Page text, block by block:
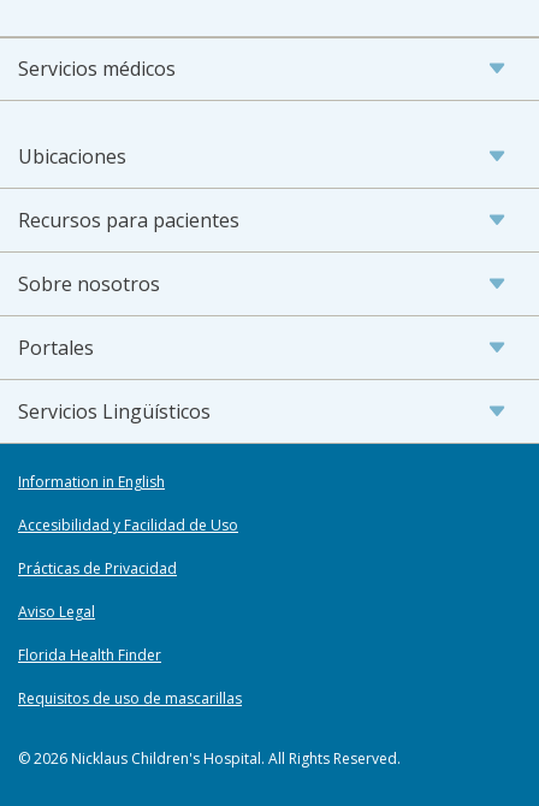
Servicios médicos
Ubicaciones
Recursos para pacientes
Sobre nosotros
Portales
Servicios Lingüísticos
Information in English
Accesibilidad y Facilidad de Uso
Prácticas de Privacidad
Aviso Legal
Florida Health Finder
Requisitos de uso de mascarillas
© 2026 Nicklaus Children's Hospital. All Rights Reserved.